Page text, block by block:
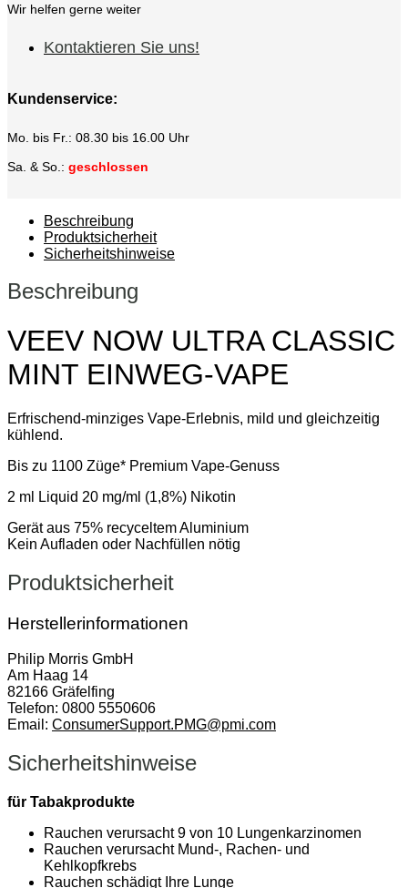
Wir helfen gerne weiter
Kontaktieren Sie uns!
Kundenservice:
Mo. bis Fr.: 08.30 bis 16.00 Uhr
Sa. & So.: geschlossen
Beschreibung
Produktsicherheit
Sicherheitshinweise
Beschreibung
VEEV NOW ULTRA CLASSIC
MINT EINWEG-VAPE
Erfrischend-minziges Vape-Erlebnis, mild und gleichzeitig
kühlend.
Bis zu 1100 Züge* Premium Vape-Genuss
2 ml Liquid 20 mg/ml (1,8%) Nikotin
Gerät aus 75% recyceltem Aluminium
Kein Aufladen oder Nachfüllen nötig
Produktsicherheit
Herstellerinformationen
Philip Morris GmbH
Am Haag 14
82166 Gräfelfing
Telefon: 0800 5550606
Email: ConsumerSupport.PMG@pmi.com
Sicherheitshinweise
für Tabakprodukte
Rauchen verursacht 9 von 10 Lungenkarzinomen
Rauchen verursacht Mund-, Rachen- und
Kehlkopfkrebs
Rauchen schädigt Ihre Lunge